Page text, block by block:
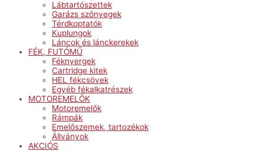
Lábtartószettek
Garázs szőnyegek
Térdkoptatók
Kuplungok
Láncok és lánckerekek
FÉK, FUTÓMŰ
Féknyergek
Cartridge kitek
HEL fékcsövek
Egyéb fékalkatrészek
MOTOREMELŐK
Motoremelők
Rámpák
Emelőszemek, tartozékok
Állványok
AKCIÓS